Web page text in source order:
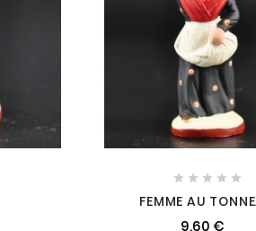
    
FEMME AU
9,60 €